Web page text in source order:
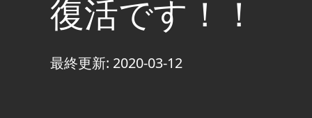
復活です！！
最終更新: 2020-03-12